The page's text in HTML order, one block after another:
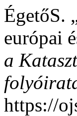
ÉgetőS.
európai
a
https://